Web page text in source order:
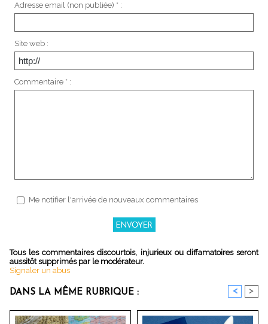
Adresse email (non publiée) * :
Site web :
Commentaire * :
Me notifier l'arrivée de nouveaux commentaires
Tous les commentaires discourtois, injurieux ou diffamatoires seront
aussitôt supprimés par le modérateur.
Signaler un abus
DANS LA MÊME RUBRIQUE : < >